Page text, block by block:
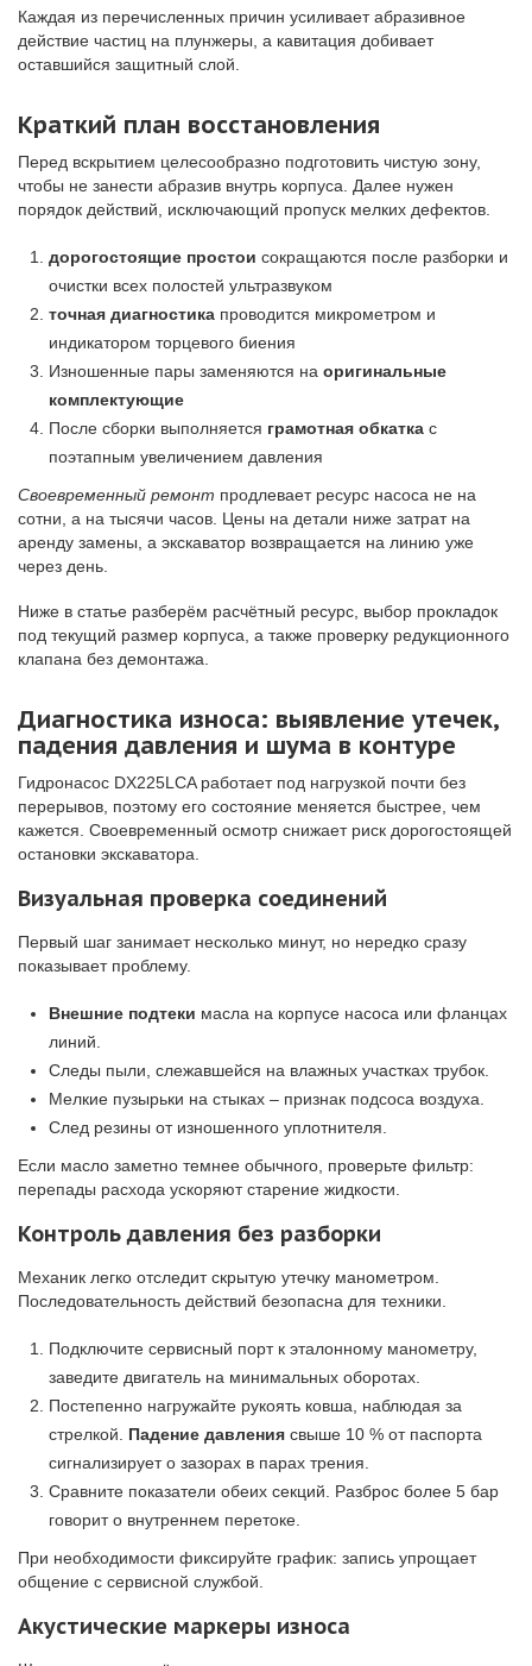
Каждая из перечисленных причин усиливает абразивное
действие частиц на плунжеры, а кавитация добивает
оставшийся защитный слой.
Краткий план восстановления
Перед вскрытием целесообразно подготовить чистую зону,
чтобы не занести абразив внутрь корпуса. Далее нужен
порядок действий, исключающий пропуск мелких дефектов.
дорогостоящие простои сокращаются после разборки и
очистки всех полостей ультразвуком
точная диагностика проводится микрометром и
индикатором торцевого биения
Изношенные пары заменяются на оригинальные
комплектующие
После сборки выполняется грамотная обкатка с
поэтапным увеличением давления
Своевременный ремонт продлевает ресурс насоса не на
сотни, а на тысячи часов. Цены на детали ниже затрат на
аренду замены, а экскаватор возвращается на линию уже
через день.
Ниже в статье разберём расчётный ресурс, выбор прокладок
под текущий размер корпуса, а также проверку редукционного
клапана без демонтажа.
Диагностика износа: выявление утечек,
падения давления и шума в контуре
Гидронасос DX225LCA работает под нагрузкой почти без
перерывов, поэтому его состояние меняется быстрее, чем
кажется. Своевременный осмотр снижает риск дорогостоящей
остановки экскаватора.
Визуальная проверка соединений
Первый шаг занимает несколько минут, но нередко сразу
показывает проблему.
Внешние подтеки масла на корпусе насоса или фланцах
линий.
Следы пыли, слежавшейся на влажных участках трубок.
Мелкие пузырьки на стыках – признак подсоса воздуха.
След резины от изношенного уплотнителя.
Если масло заметно темнее обычного, проверьте фильтр:
перепады расхода ускоряют старение жидкости.
Контроль давления без разборки
Механик легко отследит скрытую утечку манометром.
Последовательность действий безопасна для техники.
Подключите сервисный порт к эталонному манометру,
заведите двигатель на минимальных оборотах.
Постепенно нагружайте рукоять ковша, наблюдая за
стрелкой. Падение давления свыше 10 % от паспорта
сигнализирует о зазорах в парах трения.
Сравните показатели обеих секций. Разброс более 5 бар
говорит о внутреннем перетоке.
При необходимости фиксируйте график: запись упрощает
общение с сервисной службой.
Акустические маркеры износа